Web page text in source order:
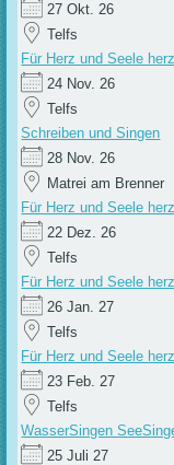
27 Okt. 26
Telfs
Für Herz und Seele
24 Nov. 26
Telfs
Schreiben und Singen
28 Nov. 26
Matrei am Brenner
Für Herz und Seele
22 Dez. 26
Telfs
Für Herz und Seele
26 Jan. 27
Telfs
Für Herz und Seele
23 Feb. 27
Telfs
WasserSingen
25 Juli 27